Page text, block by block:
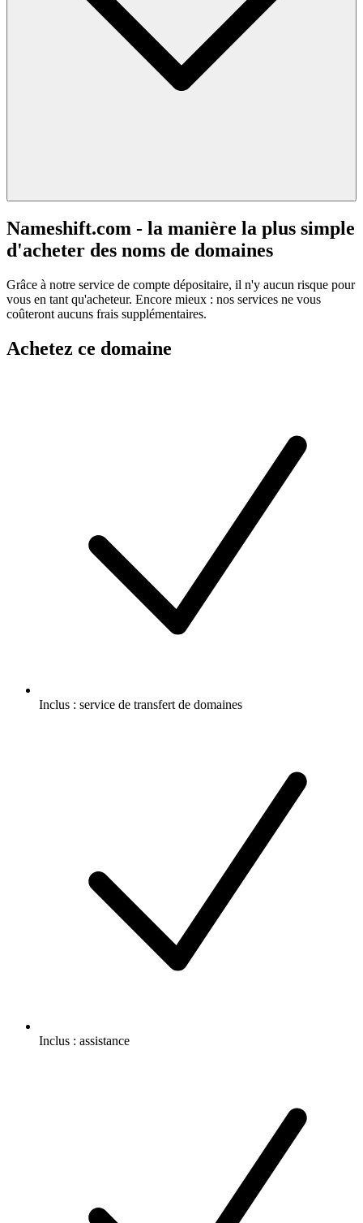
Nameshift.com - la manière la plus simple
d'acheter des noms de domaines
Grâce à notre service de compte dépositaire, il n'y aucun risque pour
vous en tant qu'acheteur. Encore mieux : nos services ne vous
coûteront aucuns frais supplémentaires.
Achetez ce domaine
Inclus : service de transfert de domaines
Inclus : assistance